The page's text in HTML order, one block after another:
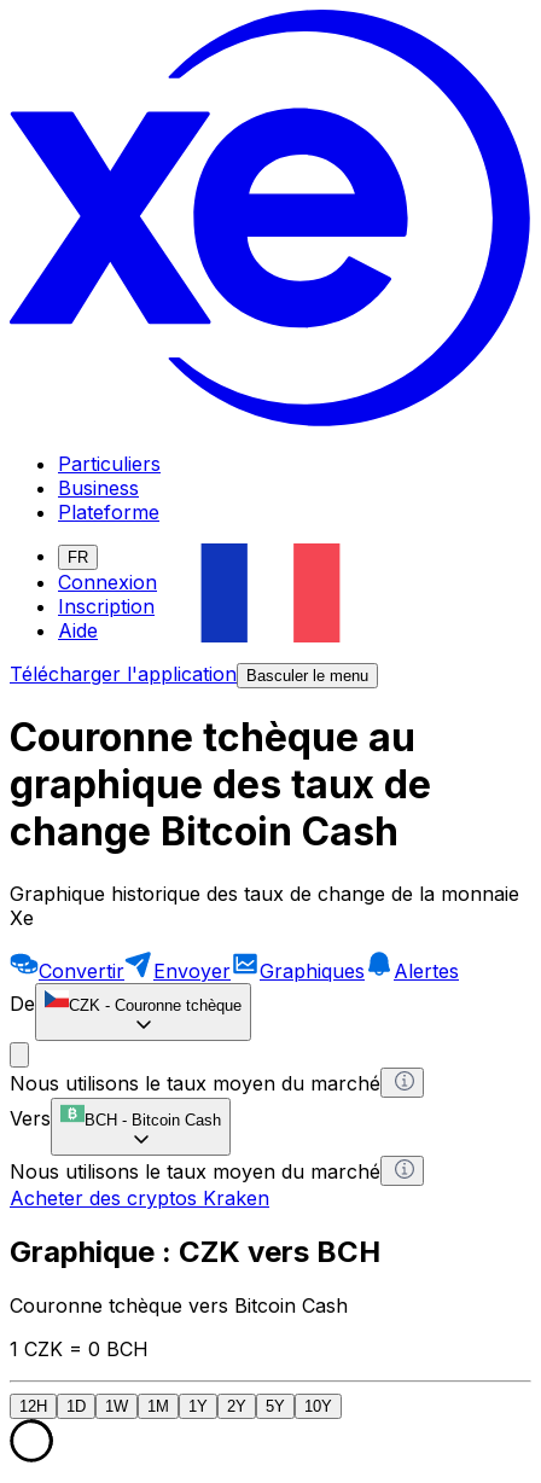
Particuliers
Business
Plateforme
FR
Connexion
Inscription
Aide
Télécharger l'application
Basculer le menu
Couronne tchèque au
graphique des taux de
change Bitcoin Cash
Graphique historique des taux de change de la monnaie
Xe
Convertir Envoyer Graphiques
Alertes
De
CZK - Couronne tchèque
Nous utilisons le taux moyen du marché
Vers
BCH - Bitcoin Cash
Nous utilisons le taux moyen du marché
Acheter des cryptos Kraken
Graphique : CZK vers BCH
Couronne tchèque vers Bitcoin Cash
1 CZK = 0 BCH
12H 1D 1W 1M 1Y 2Y 5Y 10Y